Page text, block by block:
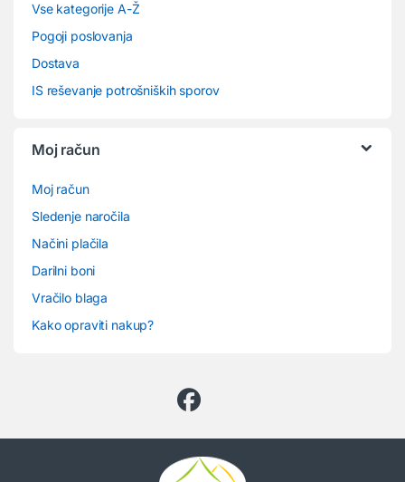
Vse kategorije A-Ž
Pogoji poslovanja
Dostava
IS reševanje potrošniških sporov
Moj račun
Moj račun
Sledenje naročila
Načini plačila
Darilni boni
Vračilo blaga
Kako opraviti nakup?